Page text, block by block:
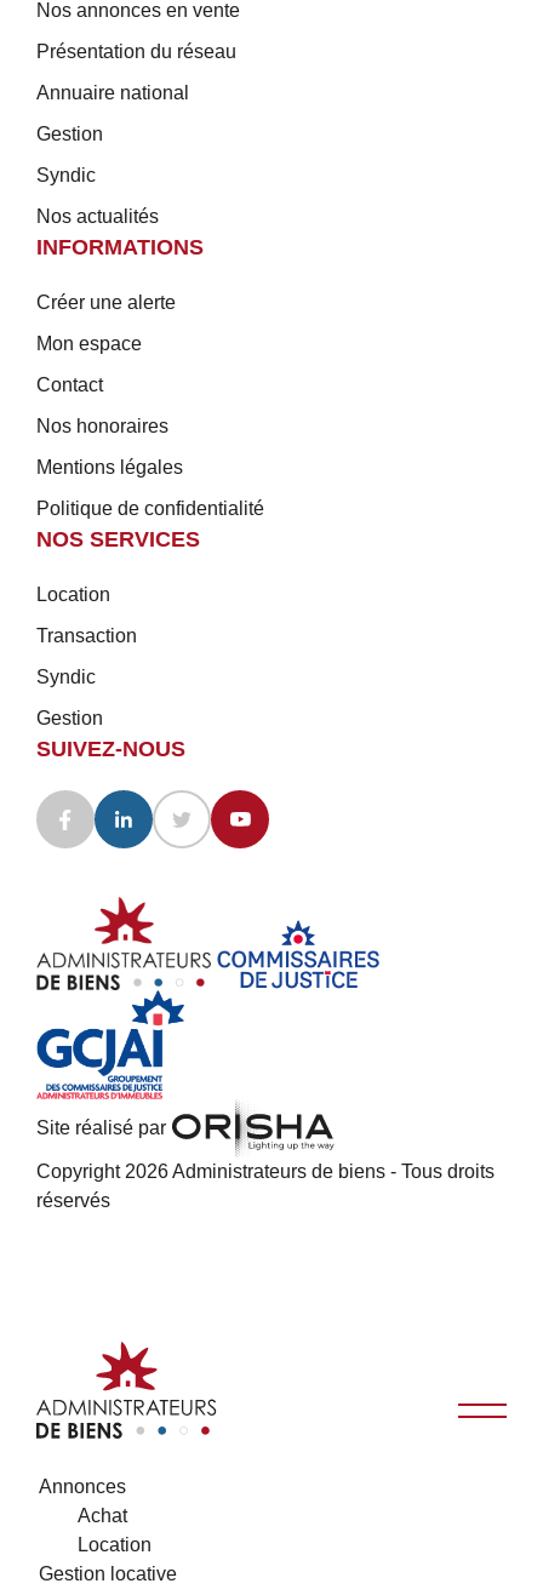
Nos annonces en vente
Présentation du réseau
Annuaire national
Gestion
Syndic
Nos actualités
INFORMATIONS
Créer une alerte
Mon espace
Contact
Nos honoraires
Mentions légales
Politique de confidentialité
NOS SERVICES
Location
Transaction
Syndic
Gestion
SUIVEZ-NOUS
Site réalisé par
Copyright 2026 Administrateurs de biens - Tous droits
réservés
Annonces
Achat
Location
Gestion locative